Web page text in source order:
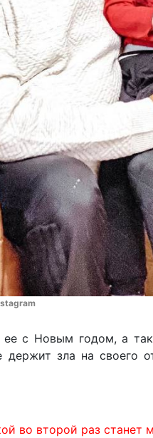
с Новым годом, а
зла на своего
во второй раз станет